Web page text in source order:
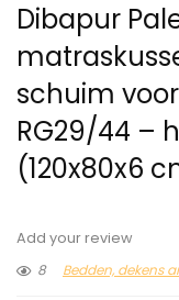
Dibapur
schuim
RG29/44 –
(120x80x6
Add your review
8
Bedden, dekens